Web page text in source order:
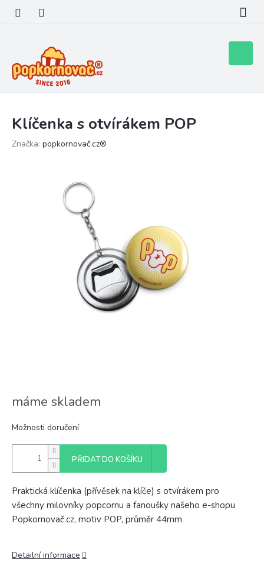
obsah
košík
Klíčenka s otvírákem POP
Značka: popkornovač.cz®
máme skladem
Možnosti doručení
PŘIDAT DO KOŠÍKU
Praktická klíčenka (přívěsek na klíče) s otvírákem pro
všechny milovníky popcornu a fanoušky našeho e-shopu
Popkornovač.cz, motiv POP, průměr 44mm
Detailní informace